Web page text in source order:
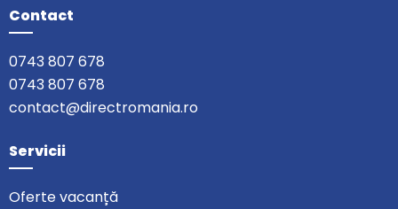
Contact
0743 807 678
0743 807 678
contact@directromania.ro
Servicii
Oferte vacanță